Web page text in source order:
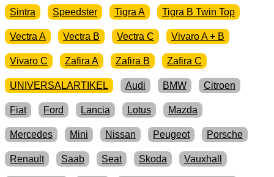
Sintra Speedster Tigra A Tigra B Twin Top
Vectra A Vectra B Vectra C Vivaro A + B
Vivaro C Zafira A Zafira B Zafira C
UNIVERSALARTIKEL Audi BMW Citroen
Fiat Ford Lancia Lotus Mazda
Mercedes Mini Nissan Peugeot Porsche
Renault Saab Seat Skoda Vauxhall